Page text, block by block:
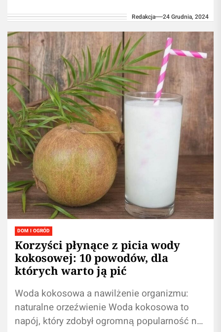
Wybór ubrań,...
Redakcja 24 Grudnia, 2024
DOM I OGRÓD
Korzyści płynące z picia wody
kokosowej: 10 powodów, dla
których warto ją pić
Woda kokosowa a nawilżenie organizmu:
naturalne orzeźwienie Woda kokosowa to
napój, który zdobył ogromną popularność na